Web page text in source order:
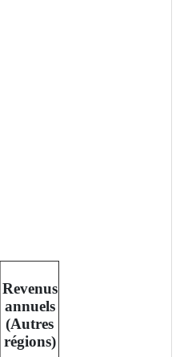
Revenus
annuels
(Autres
régions)